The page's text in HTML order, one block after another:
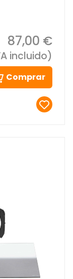
87,00 €
incluido)
Comprar